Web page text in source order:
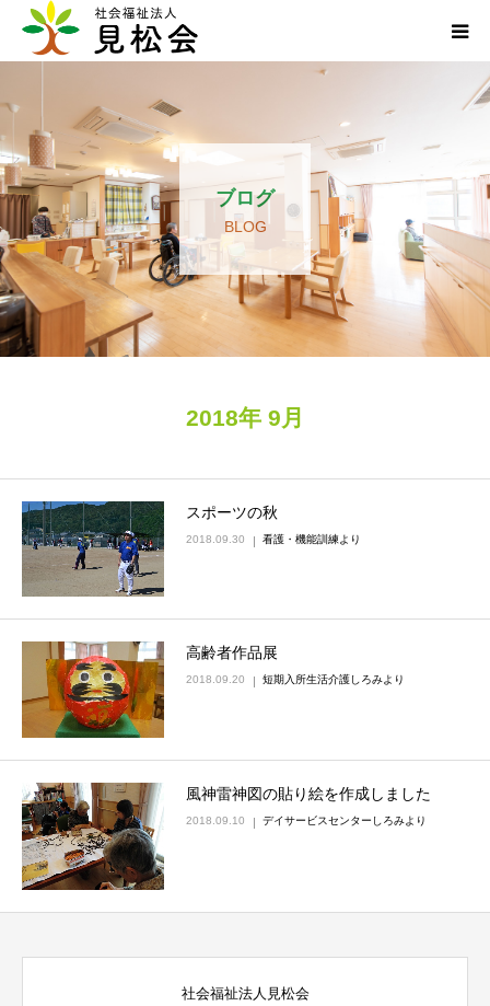
ブログ
BLOG
2018年 9月
スポーツの秋
2018.09.30 看護・機能訓練より
高齢者作品展
2018.09.20 短期入所生活介護しろみより
風神雷神図の貼り絵を作成しました
2018.09.10 デイサービスセンターしろみより
社会福祉法人見松会
施設案内
サービス内容
求人・ボランティア
アクセス